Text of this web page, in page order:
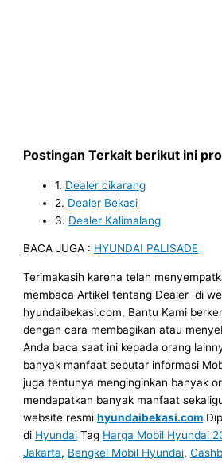
Postingan Terkait berikut ini
1. Dealer cikarang
2. Dealer Bekasi
3. Dealer Kalimalang
BACA JUGA : HYUNDAI PALISADE
Terimakasih karena telah
membaca Artikel tentang Dealer di
hyundaibekasi.com, Bantu Kami
dengan cara membagikan atau
Anda baca saat ini kepada orang
banyak manfaat seputar informasi
juga tentunya menginginkan banyak
mendapatkan banyak manfaat
website resmihyundaibekasi.com
di Hyundai Tag Harga Mobil Hyundai
Jakarta, Bengkel Mobil Hyundai,